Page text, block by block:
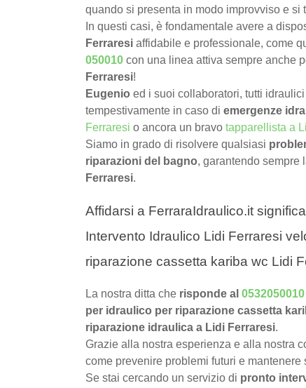
quando si presenta in modo improvviso e si
In questi casi, è fondamentale avere a
Ferraresi affidabile e professionale, come
050010 con una linea attiva sempre anche
Ferraresi!
Eugenio ed i suoi collaboratori, tutti
tempestivamente in caso di emergenze
Ferraresi o ancora un bravo tapparellista a
Siamo in grado di risolvere qualsiasi
riparazioni del bagno, garantendo sempre
Ferraresi.
Affidarsi a FerraraIdraulico.it
Intervento Idraulico Lidi Ferraresi
riparazione cassetta kariba wc Lidi
La nostra ditta che risponde al 0532050010
per idraulico per riparazione cassetta
riparazione idraulica a Lidi Ferraresi.
Grazie alla nostra esperienza e alla nostra
come prevenire problemi futuri e
Se stai cercando un servizio di pronto